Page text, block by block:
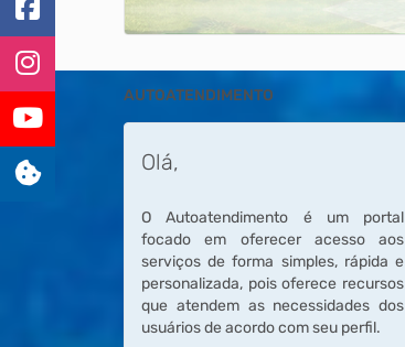
AUTOATENDIMENTO
Olá,
O Autoatendimento é um portal
focado em oferecer acesso aos
serviços de forma simples, rápida e
personalizada, pois oferece recursos
que atendem as necessidades dos
usuários de acordo com seu perfil.